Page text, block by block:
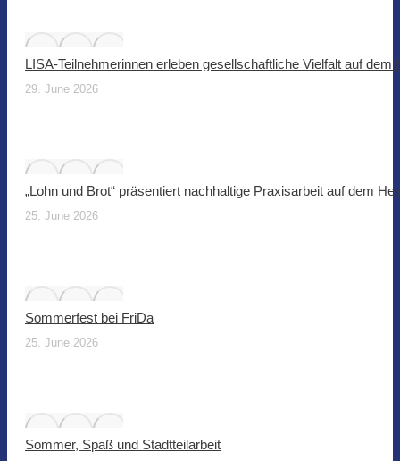
LISA-Teilnehmerinnen erleben gesellschaftliche Vielfalt auf dem
29. June 2026
„Lohn und Brot“ präsentiert nachhaltige Praxisarbeit auf dem
25. June 2026
Sommerfest bei FriDa
25. June 2026
Sommer, Spaß und Stadtteilarbeit